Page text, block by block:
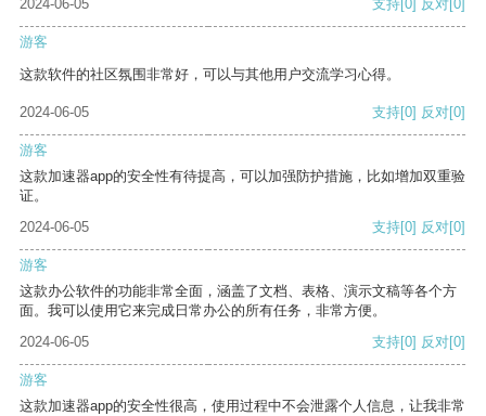
2024-06-05 支持[0] 反对[0]
游客
这款软件的社区氛围非常好，可以与其他用户交流学习心得。
2024-06-05 支持[0] 反对[0]
游客
这款加速器app的安全性有待提高，可以加强防护措施，比如增加双重验
证。
2024-06-05
支持[0] 反对[0]
游客
这款办公软件的功能非常全面，涵盖了文档、表格、演示文稿等各个方
面。我可以使用它来完成日常办公的所有任务，非常方便。
2024-06-05
支持[0] 反对[0]
游客
这款加速器app的安全性很高，使用过程中不会泄露个人信息，让我非常